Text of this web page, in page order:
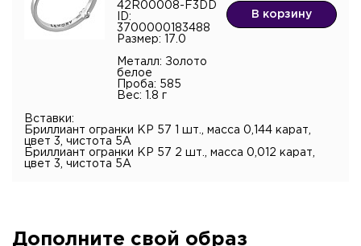
42R00008-F3DD
ID:
3700000183488
Размер: 17.0
Металл: Золото
белое
Проба: 585
Вес: 1.8 г
В корзину
Вставки:
Бриллиант огранки КР 57 1 шт., масса 0,144 карат,
цвет 3, чистота 5А
Бриллиант огранки КР 57 2 шт., масса 0,012 карат,
цвет 3, чистота 5А
Дополните свой образ